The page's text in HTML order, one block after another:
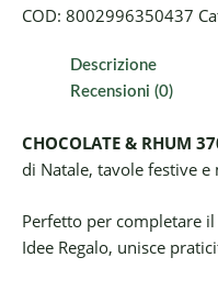
COD: 8002996350437
Descrizione
Recensioni (0)
CHOCOLATE & RHUM
di Natale, tavole festive
Perfetto per completare
Idee Regalo, unisce